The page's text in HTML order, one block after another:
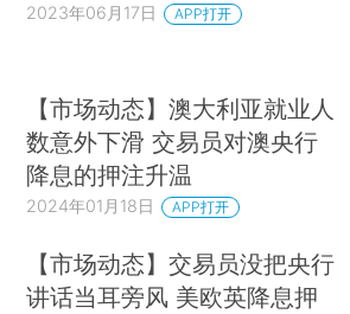
2023年06月17日 APP打开
【市场动态】澳大利亚就业人
数意外下滑 交易员对澳央行
降息的押注升温
2024年01月18日 APP打开
【市场动态】交易员没把央行
讲话当耳旁风 美欧英降息押